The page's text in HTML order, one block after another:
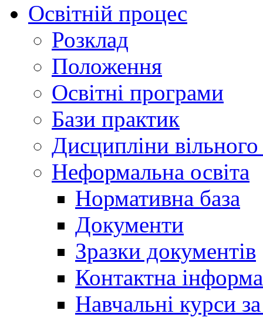
Освітній процес
Розклад
Положення
Освітні програми
Бази практик
Дисципліни
Неформальна освіта
Нормативна база
Документи
Зразки документів
Контактна
Навчальні курси